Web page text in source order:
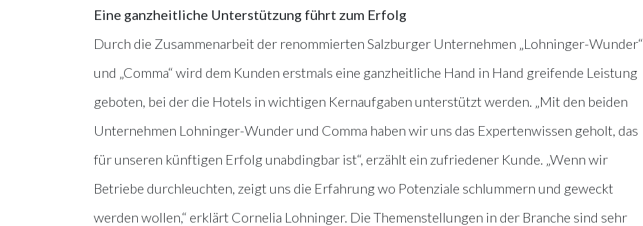
Eine ganzheitliche Unterstützung führt zum Erfolg
Durch die Zusammenarbeit der renommierten Salzburger Unternehmen „Lohninger-Wunder“
und „Comma“ wird dem Kunden erstmals eine ganzheitliche Hand in Hand greifende Leistung
geboten, bei der die Hotels in wichtigen Kernaufgaben unterstützt werden. „Mit den beiden
Unternehmen Lohninger-Wunder und Comma haben wir uns das Expertenwissen geholt, das
für unseren künftigen Erfolg unabdingbar ist“, erzählt ein zufriedener Kunde. „Wenn wir
Betriebe durchleuchten, zeigt uns die Erfahrung wo Potenziale schlummern und geweckt
werden wollen,“ erklärt Cornelia Lohninger. Die Themenstellungen in der Branche sind sehr